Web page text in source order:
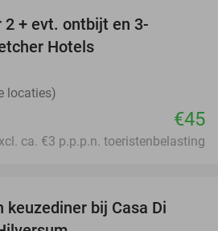
2 + evt. ontbijt en 3-
Hotels
locaties)
€45
ca. €3 p.p.p.n. toeristenbelasting
keuzediner bij Casa Di